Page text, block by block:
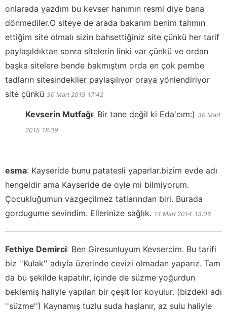
onlarada yazdım bu kevser hanımın resmi diye bana
dönmediler.O siteye de arada bakarım benim tahmın
ettiğim site olmalı sizin bahsettiğiniz site çünkü her tarif
paylaşıldıktan sonra sitelerin linki var çünkü ve ordan
başka sitelere bende bakmıştım orda en çok pembe
tadların sitesindekiler paylaşılıyor oraya yönlendiriyor
site çünkü 30 Mart 2015 17:42
Kevserin Mutfağı: Bir tane değil ki Eda'cım:) 30 Mart
2015 18:09
esma: Kayseride bunu patatesli yaparlar.bizim evde adı
hengeldir ama Kayseride de oyle mi bilmiyorum.
Çocukluğumun vazgeçilmez tatlarından biri. Burada
gordugume sevindim. Ellerinize sağlık. 14 Mart 2014 13:06
Fethiye Demirci: Ben Giresunluyum Kevsercim. Bu tarifi
biz ''Kulak'' adıyla üzerinde cevizi olmadan yaparız. Tam
da bu şekilde kapatılır, içinde de süzme yoğurdun
beklemiş haliyle yapılan bir çeşit lor koyulur. (bizdeki adı
''süzme'') Kaynamış tuzlu suda haşlanır, az sulu haliyle